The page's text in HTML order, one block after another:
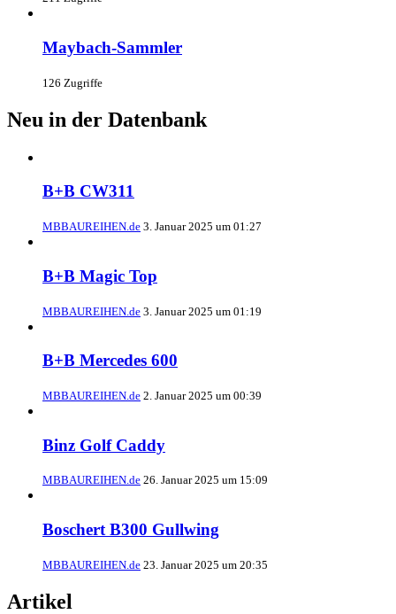
Maybach-Sammler
126 Zugriffe
Neu in der Datenbank
B+B CW311
MBBAUREIHEN.de 3. Januar 2025 um 01:27
B+B Magic Top
MBBAUREIHEN.de 3. Januar 2025 um 01:19
B+B Mercedes 600
MBBAUREIHEN.de 2. Januar 2025 um 00:39
Binz Golf Caddy
MBBAUREIHEN.de 26. Januar 2025 um 15:09
Boschert B300 Gullwing
MBBAUREIHEN.de 23. Januar 2025 um 20:35
Artikel